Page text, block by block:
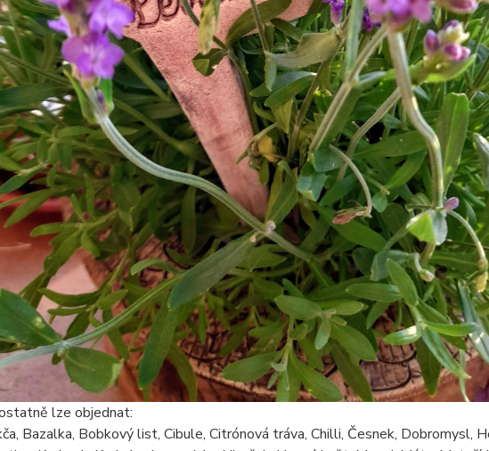
lze objednat:
Bazalka, Bobkový list, Cibule, Citrónová tráva, Chilli, Česnek, Dobromysl,